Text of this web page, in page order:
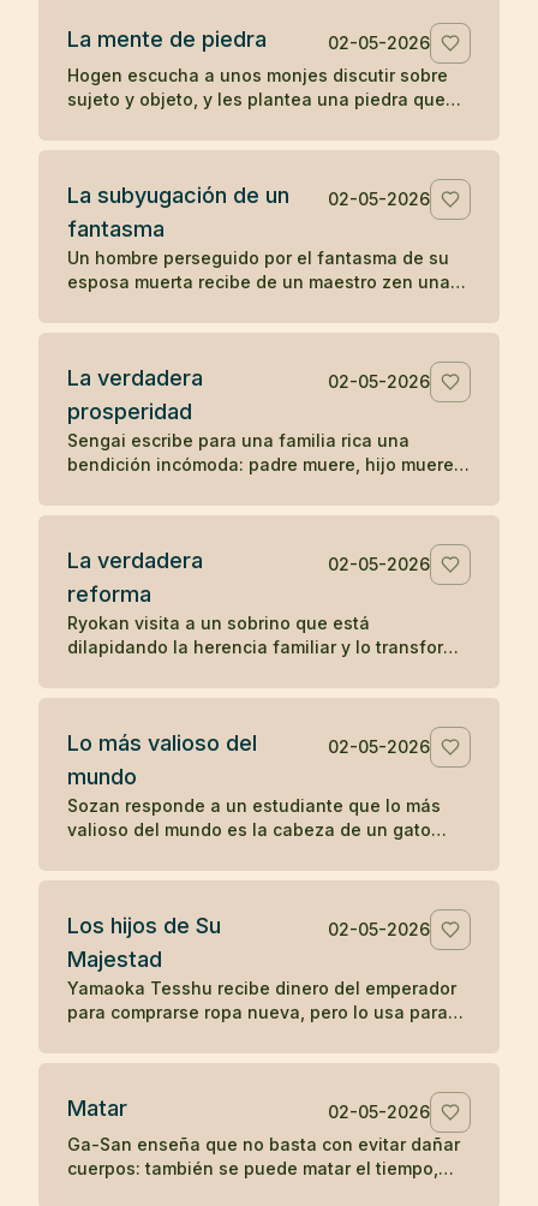
La mente de piedra
02-05-2026
Hogen escucha a unos monjes discutir sobre
sujeto y objeto, y les plantea una piedra que
La subyugación de un
fantasma
02-05-2026
Un hombre perseguido por el fantasma de su
esposa muerta recibe de un maestro zen una
La verdadera
prosperidad
02-05-2026
Sengai escribe para una familia rica una
bendición incómoda: padre muere, hijo muere,
prosperidad.
La verdadera
reforma
02-05-2026
Ryokan visita a un sobrino que está
dilapidando la herencia familiar y lo transforma
la vida.
Lo más valioso del
mundo
02-05-2026
Sozan responde a un estudiante que lo más
valioso del mundo es la cabeza de un gato
Los hijos de Su
Majestad
02-05-2026
Yamaoka Tesshu recibe dinero del emperador
para comprarse ropa nueva, pero lo usa para
Matar
02-05-2026
Ga-San enseña que no basta con evitar dañar
cuerpos: también se puede matar el tiempo,